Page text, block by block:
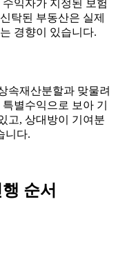
익자가 지정된 보험
탁된 부동산은 실제
경향이 있습니다.
속재산분할과 맞물려
별수익으로 보아 기
고, 상대방이 기여분
니다.
순서